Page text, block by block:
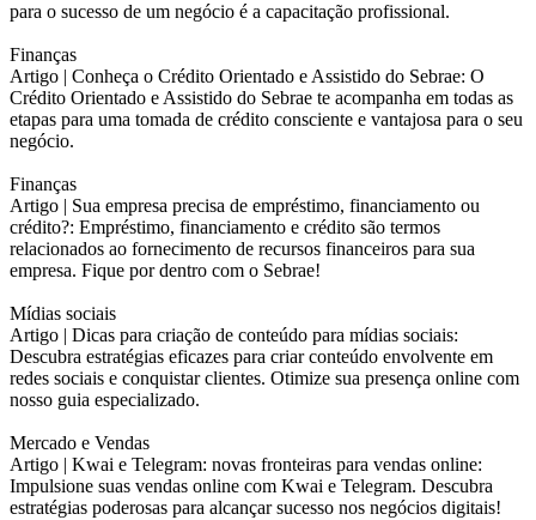
para o sucesso de um negócio é a capacitação profissional.
Finanças
Artigo | Conheça o Crédito Orientado e Assistido do Sebrae: O
Crédito Orientado e Assistido do Sebrae te acompanha em todas as
etapas para uma tomada de crédito consciente e vantajosa para o seu
negócio.
Finanças
Artigo | Sua empresa precisa de empréstimo, financiamento ou
crédito?: Empréstimo, financiamento e crédito são termos
relacionados ao fornecimento de recursos financeiros para sua
empresa. Fique por dentro com o Sebrae!
Mídias sociais
Artigo | Dicas para criação de conteúdo para mídias sociais:
Descubra estratégias eficazes para criar conteúdo envolvente em
redes sociais e conquistar clientes. Otimize sua presença online com
nosso guia especializado.
Mercado e Vendas
Artigo | Kwai e Telegram: novas fronteiras para vendas online:
Impulsione suas vendas online com Kwai e Telegram. Descubra
estratégias poderosas para alcançar sucesso nos negócios digitais!